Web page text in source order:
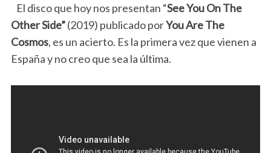
El disco que hoy nos presentan “See You On The
Other Side”(2019) publicado porYou Are The
Cosmos, es un acierto. Es la primera vez que vienen a
España y no creo que sea la última.